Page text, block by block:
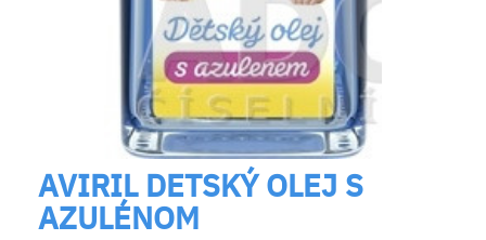
AVIRIL DETSKÝ OLEJ S
AZULÉNOM